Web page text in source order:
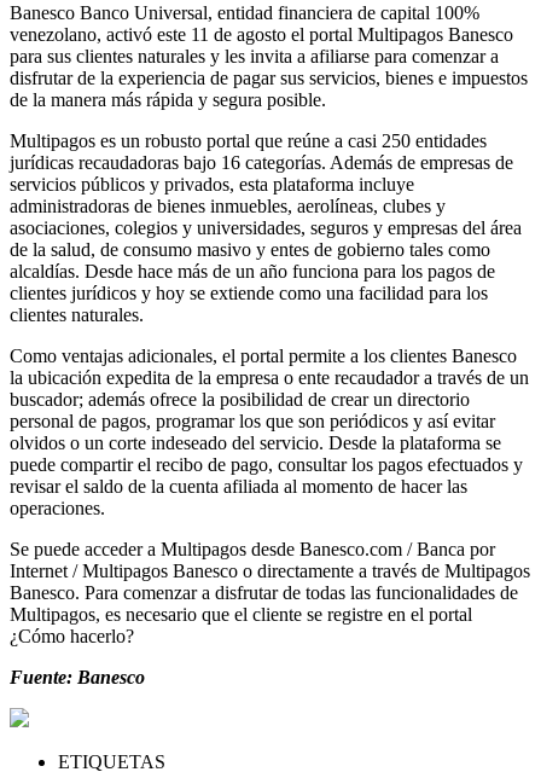
Banesco Banco Universal, entidad financiera de capital 100%
venezolano, activó este 11 de agosto el portal Multipagos Banesco
para sus clientes naturales y les invita a afiliarse para comenzar a
disfrutar de la experiencia de pagar sus servicios, bienes e impuestos
de la manera más rápida y segura posible.
Multipagos es un robusto portal que reúne a casi 250 entidades
jurídicas recaudadoras bajo 16 categorías. Además de empresas de
servicios públicos y privados, esta plataforma incluye
administradoras de bienes inmuebles, aerolíneas, clubes y
asociaciones, colegios y universidades, seguros y empresas del área
de la salud, de consumo masivo y entes de gobierno tales como
alcaldías. Desde hace más de un año funciona para los pagos de
clientes jurídicos y hoy se extiende como una facilidad para los
clientes naturales.
Como ventajas adicionales, el portal permite a los clientes Banesco
la ubicación expedita de la empresa o ente recaudador a través de un
buscador; además ofrece la posibilidad de crear un directorio
personal de pagos, programar los que son periódicos y así evitar
olvidos o un corte indeseado del servicio. Desde la plataforma se
puede compartir el recibo de pago, consultar los pagos efectuados y
revisar el saldo de la cuenta afiliada al momento de hacer las
operaciones.
Se puede acceder a Multipagos desde Banesco.com / Banca por
Internet / Multipagos Banesco o directamente a través de Multipagos
Banesco. Para comenzar a disfrutar de todas las funcionalidades de
Multipagos, es necesario que el cliente se registre en el portal
¿Cómo hacerlo?
Fuente: Banesco
ETIQUETAS